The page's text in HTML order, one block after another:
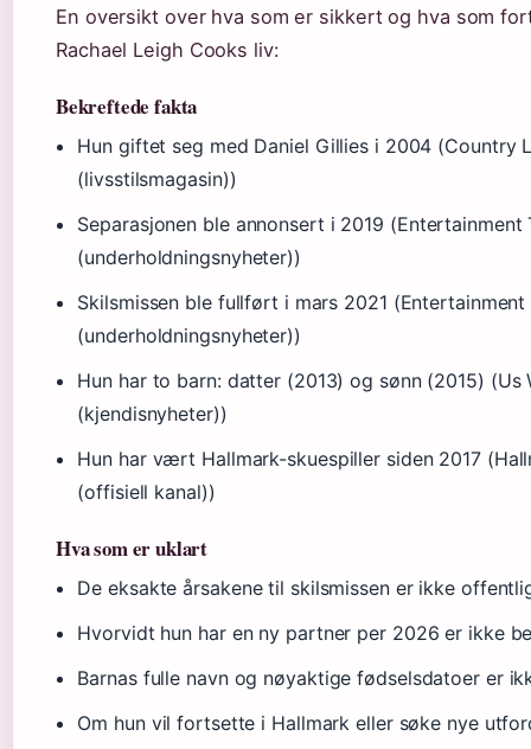
En oversikt over hva som er sikkert og hva som
Rachael Leigh Cooks liv:
Bekreftede fakta
Hun giftet seg med Daniel Gillies i 2004 (Country
(livsstilsmagasin))
Separasjonen ble annonsert i 2019 (Entertainment
(underholdningsnyheter))
Skilsmissen ble fullført i mars 2021 (Entertainment
(underholdningsnyheter))
Hun har to barn: datter (2013) og sønn (2015) (Us
(kjendisnyheter))
Hun har vært Hallmark-skuespiller siden 2017
(offisiell kanal))
Hva som er uklart
De eksakte årsakene til skilsmissen er ikke
Hvorvidt hun har en ny partner per 2026 er ikke
Barnas fulle navn og nøyaktige fødselsdatoer er
Om hun vil fortsette i Hallmark eller søke nye